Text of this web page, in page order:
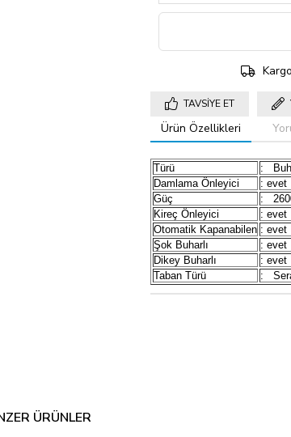
TAVSIYE ET
Ürün Özellikleri
Türü
:
Damlama Önleyici
: evet
Güç
:
Kireç Önleyici
: evet
Otomatik Kapanabilen : evet
Şok Buharlı
: evet
Dikey Buharlı
: evet
Taban Türü
:
ÜRÜNLER